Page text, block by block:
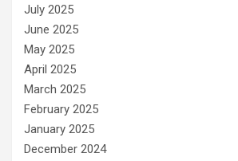
July 2025
June 2025
May 2025
April 2025
March 2025
February 2025
January 2025
December 2024